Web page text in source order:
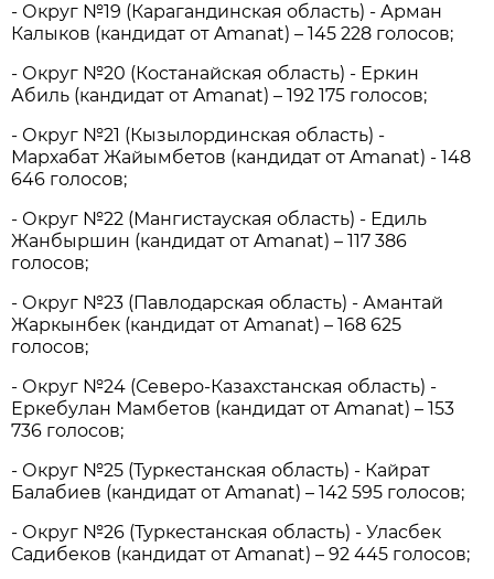
- Округ №19 (Карагандинская область) - Арман
Калыков (кандидат от Amanat) – 145 228 голосов;
- Округ №20 (Костанайская область) - Еркин
Абиль (кандидат от Amanat) – 192 175 голосов;
- Округ №21 (Кызылординская область) -
Мархабат Жайымбетов (кандидат от Amanat) - 148
646 голосов;
- Округ №22 (Мангистауская область) - Едиль
Жанбыршин (кандидат от Amanat) – 117 386
голосов;
- Округ №23 (Павлодарская область) - Амантай
Жаркынбек (кандидат от Amanat) – 168 625
голосов;
- Округ №24 (Северо-Казахстанская область) -
Еркебулан Мамбетов (кандидат от Amanat) – 153
736 голосов;
- Округ №25 (Туркестанская область) - Кайрат
Балабиев (кандидат от Amanat) – 142 595 голосов;
- Округ №26 (Туркестанская область) - Уласбек
Садибеков (кандидат от Amanat) – 92 445 голосов;